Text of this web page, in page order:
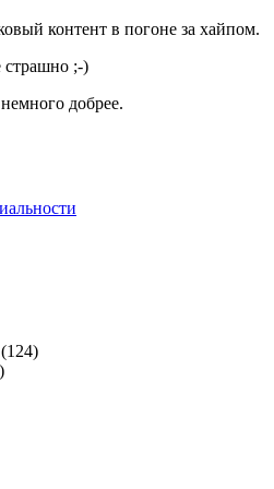
контент в погоне за хайпом.
страшно ;-)
добрее.
(124)